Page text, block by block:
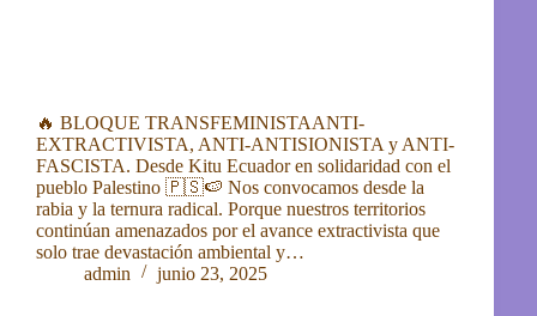
🔥 BLOQUE TRANSFEMINISTAANTI-
EXTRACTIVISTA, ANTI-ANTISIONISTA y ANTI-
FASCISTA. Desde Kitu Ecuador en solidaridad con el
pueblo Palestino 🇵🇸🍉 Nos convocamos desde la
rabia y la ternura radical. Porque nuestros territorios
continúan amenazados por el avance extractivista que
solo trae devastación ambiental y…
admin
junio 23, 2025